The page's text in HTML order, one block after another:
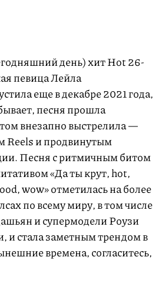
день) хит Hot 26-
певица Лейла
еще в декабре 2021 года,
песня прошла
внезапно выстрелила —
Reels и продвинутым
Песня с ритмичным битом
«Да ты крут, hot,
wow» отметилась на более
по всему миру, в том числе
и супермодели Роузи
и стала заметным трендом в
времена, согласитесь,